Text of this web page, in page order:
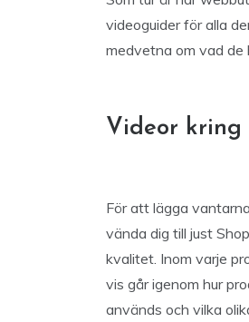
videoguider för alla
medvetna om vad de
Videor
För att lägga
vända dig till just
kvalitet. Inom varje
vis går igenom hur
används och vilka